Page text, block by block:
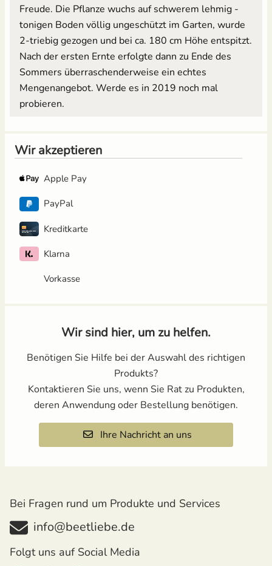
Freude. Die Pflanze wuchs auf schwerem lehmig -
tonigen Boden völlig ungeschützt im Garten, wurde
2-triebig gezogen und bei ca. 180 cm Höhe entspitzt.
Nach der ersten Ernte erfolgte dann zu Ende des
Sommers überraschenderweise ein echtes
Mengenangebot. Werde es in 2019 noch mal
probieren.
Wir akzeptieren
Apple Pay
PayPal
Kreditkarte
Klarna
Vorkasse
Wir sind hier, um zu helfen.
Benötigen Sie Hilfe bei der Auswahl des richtigen
Produkts?
Kontaktieren Sie uns, wenn Sie Rat zu Produkten,
deren Anwendung oder Bestellung benötigen.
Ihre Nachricht an uns
Bei Fragen rund um Produkte und Services
info@beetliebe.de
Folgt uns auf Social Media